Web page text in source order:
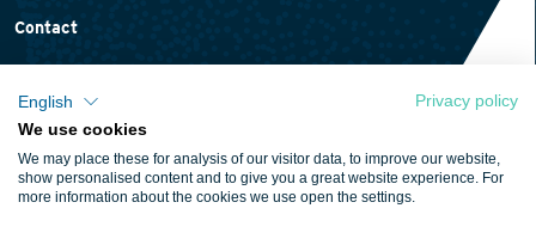
Contact
Cookieverklaring
Algemene voorwaarden
English
Privacy policy
We use cookies
We may place these for analysis of our visitor data, to improve our website,
show personalised content and to give you a great website experience. For
more information about the cookies we use open the settings.